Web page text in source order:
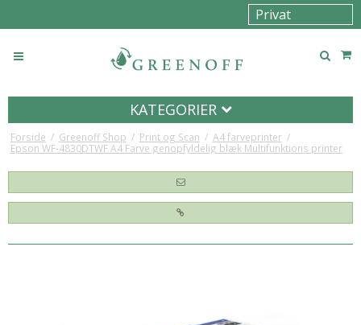
KATEGORIER
Forside / Greenoff Shop / Print og Scan / A4 farveprinter /
Epson WF-4830DTWF A4 Farve genopfyldelig blæk Multifunktions printer